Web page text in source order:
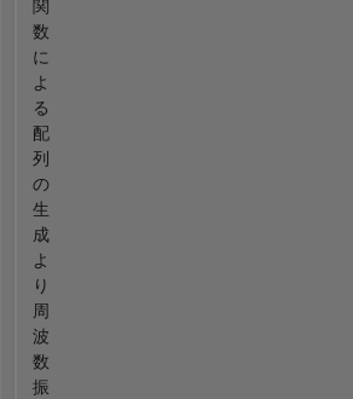
関
数
に
よ
る
配
列
の
生
成
よ
り
周
波
数
振